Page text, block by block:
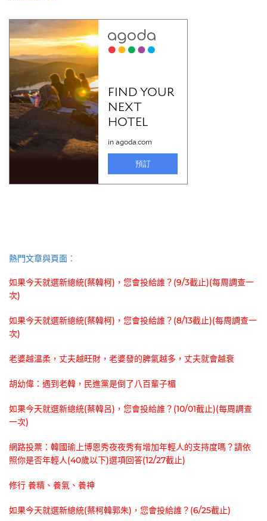
熱門文章與頁面︰
如果今天就選新總統(蔡韓柯)，您會投給誰？(9/3截止)(每周調查一
次)
如果今天就選新總統(蔡韓柯)，您會投給誰？(8/13截止)(每周調查一
次)
老婆越溫柔，丈夫越旺財，老婆發的脾氣越多，丈夫就會越衰
胡幼偉：遇到老韓，民進黨是倒了八百輩子楣
如果今天就選新總統(蔡韓呂)，您會投給誰？(10/01截止)(每周調查
一次)
網路投票：韓國瑜上博恩秀夜夜秀有增加年輕人的支持度嗎？請依
照你是否年輕人(40歲以下)選項回答(12/27截止)
修行 養精、養氣、養神
如果今天就選新總統(蔡柯韓郭朱)，您會投給誰？(6/25截止)